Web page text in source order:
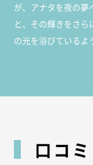
が、アナタを夜の夢
と、その輝きをさ
の光を浴びているよ
るマーメイド。そ
な光輝な眺望が、
さらに、そこに美
どの、魅力。
口コミ